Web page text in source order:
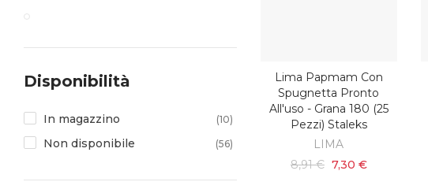
AGGIUNGI AL CARRELLO
Lima Papmam Con
Spugnetta Pronto
All'uso - Grana 180 (25
Pezzi) Staleks
LIMA
8,91 € 7,30 €
Disponibilità
In magazzino (10)
Non disponibile (56)